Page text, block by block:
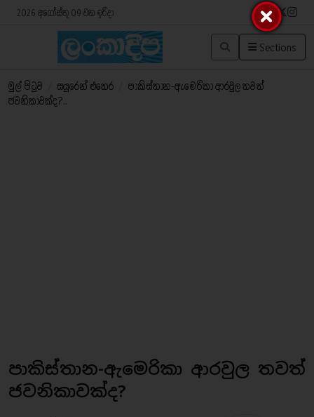
2026 අගෝස්තු 09 වන ඉරිදා
Sections
මුල් පිටුව සයුරෙන් එතෙර
පාකිස්තාන-ඇමෙරිකා ආරවුල තවත්
ජවනිකාවක්ද?..
පාකිස්තාන-ඇමෙරිකා ආරවුල තවත්
ජවනිකාවක්ද?